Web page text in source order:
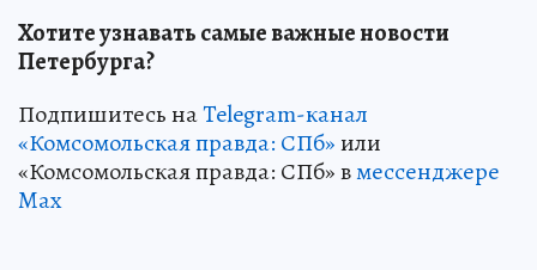
Хотите узнавать самые важные новости
Петербурга?
Подпишитесь наTelegram-канал
«Комсомольская правда: СПб»или
«Комсомольская правда: СПб» вмессенджере
Max